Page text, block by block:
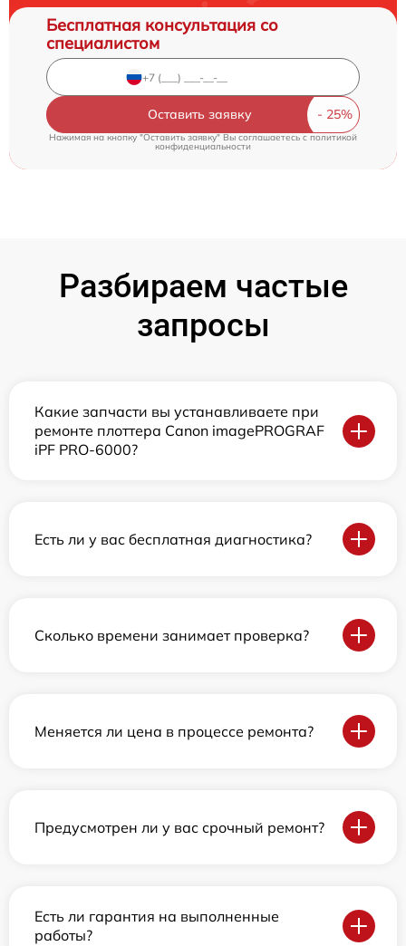
Бесплатная консультация со
специалистом
Оставить заявку
Нажимая на кнопку "Оставить заявку" Вы соглашаетесь c политикой
конфиденциальности
Разбираем частые
запросы
Какие запчасти вы устанавливаете при
ремонте плоттера Canon imagePROGRAF
iPF PRO-6000?
Есть ли у вас бесплатная диагностика?
Сколько времени занимает проверка?
Меняется ли цена в процессе ремонта?
Предусмотрен ли у вас срочный ремонт?
Есть ли гарантия на выполненные
работы?